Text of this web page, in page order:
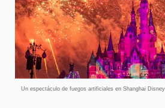
Un espectáculo de fuegos artificiales en Shanghai